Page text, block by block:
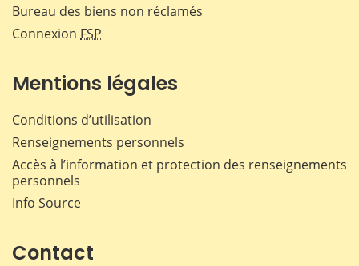
Bureau des biens non réclamés
Connexion FSP
Mentions légales
Conditions d’utilisation
Renseignements personnels
Accès à l’information et protection des renseignements
personnels
Info Source
Contact